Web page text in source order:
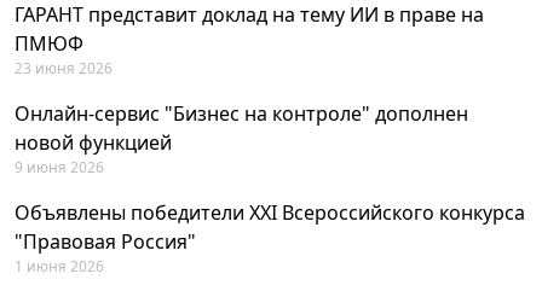
ГАРАНТ представит доклад на тему ИИ в праве на
ПМЮФ
23 июня 2026
Онлайн-сервис "Бизнес на контроле" дополнен
новой функцией
9 июня 2026
Объявлены победители XXI Всероссийского конкурса
"Правовая Россия"
1 июня 2026